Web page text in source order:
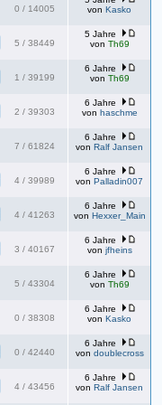
0 / 14005
von Kasko
5 / 38449
5 Jahre
von Th69
1 / 39199
6 Jahre
von Th69
2 / 39303
6 Jahre
von haschme
7 / 61824
6 Jahre
von Ralf Jansen
4 / 39989
6 Jahre
von Palladin007
4 / 41263
6 Jahre
von Hexxer_Main
3 / 40167
6 Jahre
von jfheins
5 / 43304
6 Jahre
von Th69
0 / 38308
6 Jahre
von Kasko
0 / 42440
6 Jahre
von doublecross
4 / 43456
6 Jahre
von Ralf Jansen